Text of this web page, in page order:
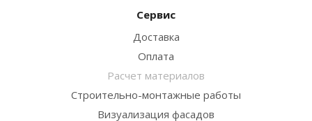
Сервис
Доставка
Оплата
Расчет материалов
Строительно-монтажные работы
Визуализация фасадов